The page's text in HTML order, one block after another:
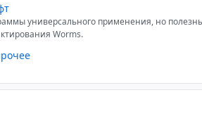
универсального применения, но
Worms.